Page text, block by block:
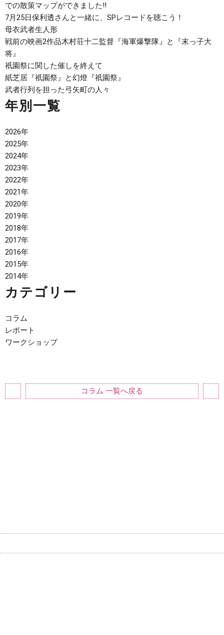
での散策マップができました‼
7月25日保利透さんと一緒に、SPレコードを聴こう！
母衣武者生人形
戦前の映画2作品木村荘十二監督『海軍爆撃隊』と『末っ子大
将』
祇園祭に関した催しを終えて
紙芝居『祇園祭』と幻燈『祇園祭』
武者行列を担った弓矢町の人々
年別一覧
2026年
2025年
2024年
2023年
2022年
2021年
2020年
2019年
2018年
2017年
2016年
2015年
2014年
カテゴリー
コラム
レポート
ワークショップ
コラム 一覧へ戻る